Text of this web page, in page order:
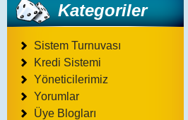
Kategoriler
Sistem Turnuvası
Kredi Sistemi
Yöneticilerimiz
Yorumlar
Üye Blogları